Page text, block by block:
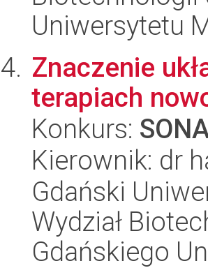
Uniwersytetu
Znaczenie
terapiach
Konkurs:
Kierownik: dr
Gdański
Wydział
Gdańskiego